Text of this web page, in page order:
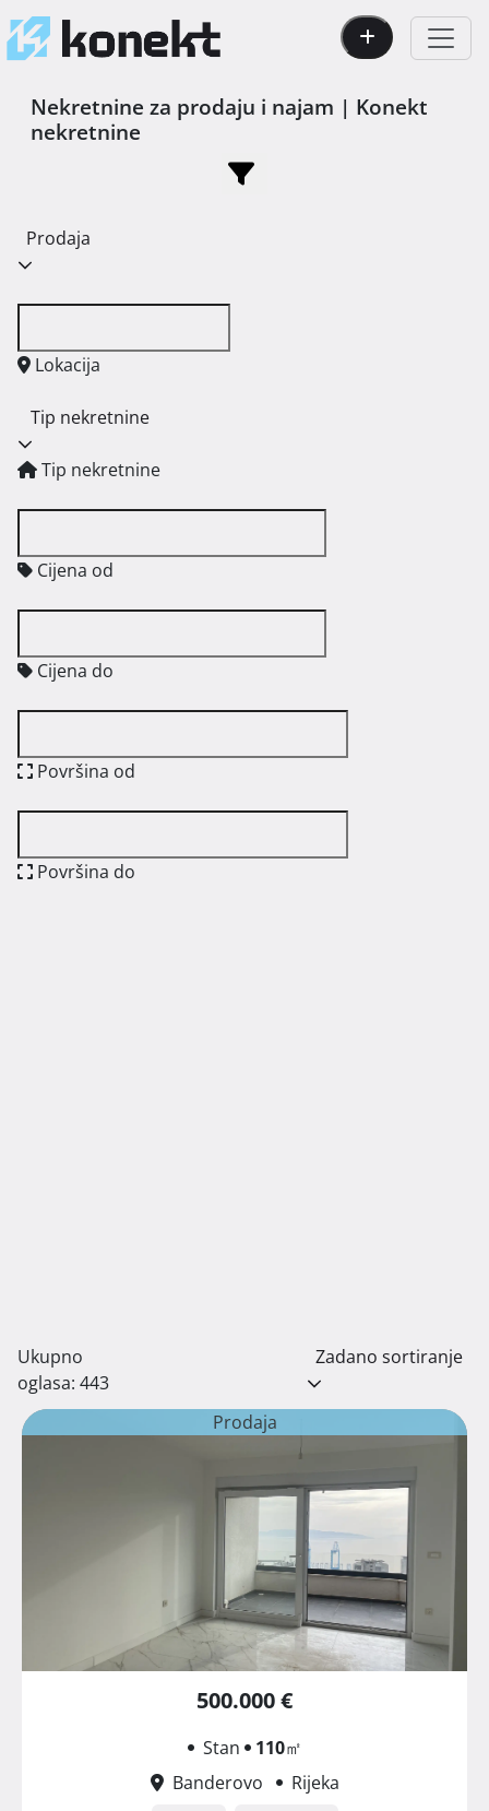
Nekretnine za prodaju i najam | Konekt
nekretnine
Prodaja
Lokacija
Tip nekretnine
Tip nekretnine
Cijena od
Cijena do
Površina od
Površina do
Ukupno
oglasa: 443
Zadano sortiranje
Prodaja
500.000 €
Stan 110㎡
Banderovo
Rijeka